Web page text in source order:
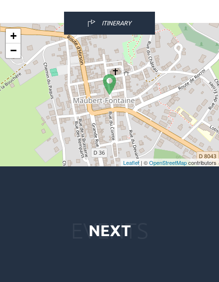
ITINERARY
+
−
Leaflet| ©OpenStreetMapcontributors
NEXT